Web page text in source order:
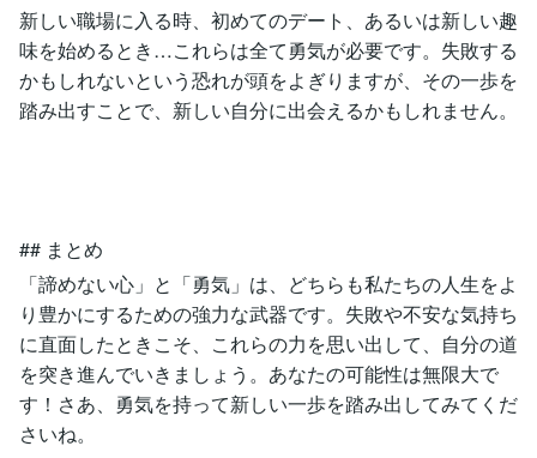
新しい職場に入る時、初めてのデート、あるいは新しい趣
味を始めるとき…これらは全て勇気が必要です。失敗する
かもしれないという恐れが頭をよぎりますが、その一歩を
踏み出すことで、新しい自分に出会えるかもしれません。
## まとめ
「諦めない心」と「勇気」は、どちらも私たちの人生をよ
り豊かにするための強力な武器です。失敗や不安な気持ち
に直面したときこそ、これらの力を思い出して、自分の道
を突き進んでいきましょう。あなたの可能性は無限大で
す！さあ、勇気を持って新しい一歩を踏み出してみてくだ
さいね。